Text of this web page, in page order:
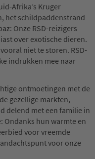
Afrika’s Kruger
het schildpaddenstrand
Onze RSD-reizigers
over exotische dieren.
niet te storen. RSD-
indrukken mee naar
ontmoetingen met de
gezellige markten,
delend met een familie in
Ondanks hun warmte en
voor vreemde
voor onze